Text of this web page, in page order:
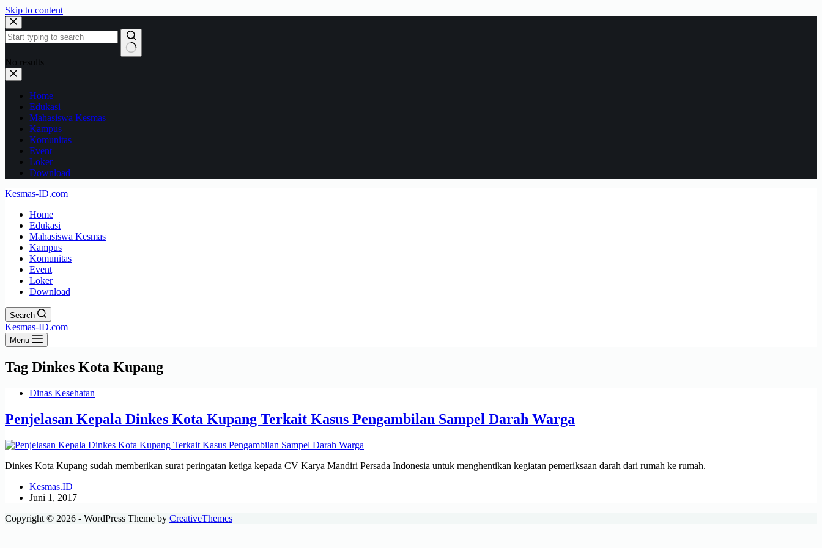
Skip to content
No results
Home
Edukasi
Mahasiswa Kesmas
Kampus
Komunitas
Event
Loker
Download
Kesmas-ID.com
Home
Edukasi
Mahasiswa Kesmas
Kampus
Komunitas
Event
Loker
Download
Search
Kesmas-ID.com
Menu
Tag Dinkes Kota Kupang
Dinas Kesehatan
Penjelasan Kepala Dinkes Kota Kupang Terkait Kasus Pengambilan Sampel Darah Warga
Dinkes Kota Kupang sudah memberikan surat peringatan ketiga kepada CV Karya Mandiri Persada Indonesia untuk menghentikan kegiatan pemeriksaan darah dari rumah ke rumah.
Kesmas.ID
Juni 1, 2017
Copyright © 2026 - WordPress Theme by CreativeThemes